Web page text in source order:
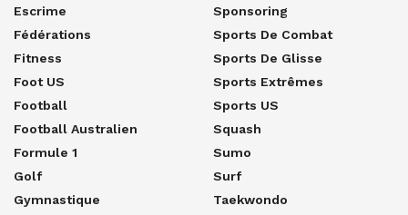
Escrime
Fédérations
Fitness
Foot US
Football
Football Australien
Formule 1
Golf
Gymnastique
Sponsoring
Sports De Combat
Sports De Glisse
Sports Extrêmes
Sports US
Squash
Sumo
Surf
Taekwondo